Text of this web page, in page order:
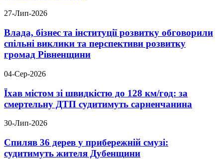
27-Лип-2026
Влада, бізнес та інституції розвитку обговорили
спільні виклики та перспективи розвитку
громад Рівненщини
04-Сер-2026
Їхав містом зі швидкістю до 128 км/год: за
смертельну ДТП судитимуть сарненчанина
30-Лип-2026
Спиляв 36 дерев у прибережній смузі:
судитимуть жителя Дубенщини